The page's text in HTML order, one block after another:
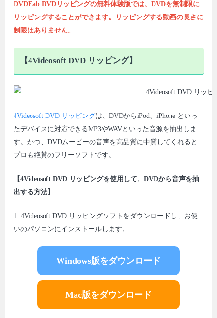
DVDFab DVDリッピングの無料体験版では、DVDを無制限に
リッピングすることができます。リッピングする動画の長さに
制限はありません。
【4Videosoft DVD リッピング】
4Videosoft DVD リッピングは、DVDからiPod、iPhone といっ
たデバイスに対応できるMP3やWAVといった音源を抽出しま
す。かつ、DVDムービーの音声を高品質に中質してくれると
プロも絶賛のフリーソフトです。
【4Videosoft DVD リッピングを使用して、DVDから音声を抽
出する方法】
1. 4Videosoft DVD リッピングソフトをダウンロードし、お使
いのパソコンにインストールします。
Windows版をダウンロード
Mac版をダウンロード